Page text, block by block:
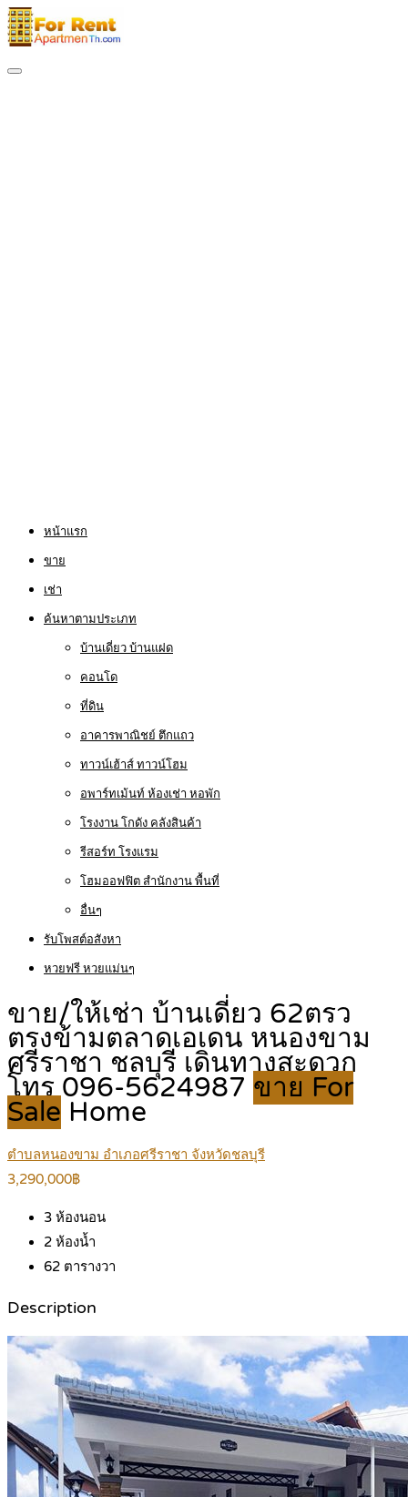
หน้าแรก
ขาย
เช่า
ค้นหาตามประเภท
บ้านเดี่ยว บ้านแฝด
คอนโด
ที่ดิน
อาคารพาณิชย์ ตึกแถว
ทาวน์เฮ้าส์ ทาวน์โฮม
อพาร์ทเม้นท์ ห้องเช่า หอพัก
โรงงาน โกดัง คลังสินค้า
รีสอร์ท โรงแรม
โฮมออฟฟิต สำนักงาน พื้นที่
อื่นๆ
รับโพสต์อสังหา
หวยฟรี หวยแม่นๆ
ขาย/ให้เช่า บ้านเดี่ยว 62ตรว
ตรงข้ามตลาดเอเดน หนองขาม
ศรีราชา ชลบุรี เดินทางสะดวก
โทร 096-5624987 ขาย For
Sale Home
ตำบลหนองขาม อำเภอศรีราชา จังหวัดชลบุรี
3,290,000฿
3 ห้องนอน
2 ห้องน้ำ
62 ตารางวา
Description